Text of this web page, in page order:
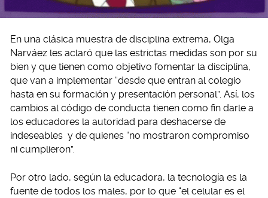
En una clásica muestra de disciplina extrema, Olga
Narváez les aclaró que las estrictas medidas son por su
bien y que tienen como objetivo fomentar la disciplina,
que van a implementar “desde que entran al colegio
hasta en su formación y presentación personal”. Así, los
cambios al código de conducta tienen como fin darle a
los educadores la autoridad para deshacerse de
indeseables y de quienes “no mostraron compromiso
ni cumplieron”.
Por otro lado, según la educadora, la tecnología es la
fuente de todos los males, por lo que “el celular es el